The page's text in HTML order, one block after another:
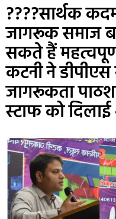
????सार्थक
जागरूक समाज
सकते हैं
कटनी ने
जागरूकता
स्टाफ को